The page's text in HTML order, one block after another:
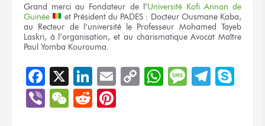
Grand merciau Fondateur de l’Université Kofi Annan de
Guinée
et Président du PADES : Docteur Ousmane Kaba,
au Recteur de l’université le Professeur Mohamed Tayeb
Laskri, à l’organisation, et au charismatiqueAvocat Maître
Paul Yomba Kourouma.
Facebook
X LinkedIn
EmailCopyWhatsApp
Message
ViberWeChat
Reddit